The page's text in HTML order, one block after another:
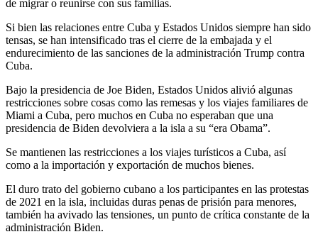
de migrar o reunirse con sus familias.
Si bien las relaciones entre Cuba y Estados Unidos siempre han sido
tensas, se han intensificado tras el cierre de la embajada y el
endurecimiento de las sanciones de la administración Trump contra
Cuba.
Bajo la presidencia de Joe Biden, Estados Unidos alivió algunas
restricciones sobre cosas como las remesas y los viajes familiares de
Miami a Cuba, pero muchos en Cuba no esperaban que una
presidencia de Biden devolviera a la isla a su “era Obama”.
Se mantienen las restricciones a los viajes turísticos a Cuba, así
como a la importación y exportación de muchos bienes.
El duro trato del gobierno cubano a los participantes en las protestas
de 2021 en la isla, incluidas duras penas de prisión para menores,
también ha avivado las tensiones, un punto de crítica constante de la
administración Biden.